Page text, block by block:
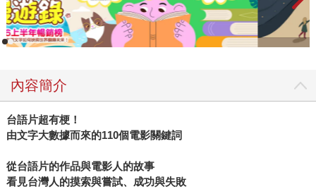
內容簡介
台語片超有梗！
由文字大數據而來的110個電影關鍵詞
從台語片的作品與電影人的故事
看見台灣人的摸索與嘗試、成功與失敗